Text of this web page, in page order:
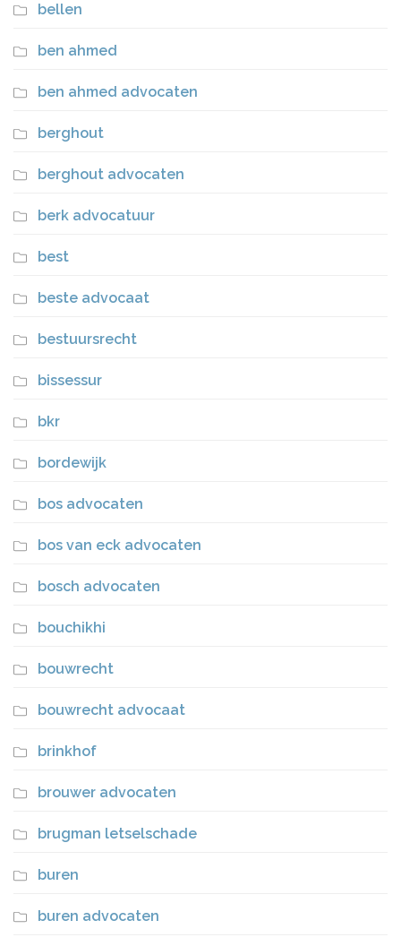
bellen
ben ahmed
ben ahmed advocaten
berghout
berghout advocaten
berk advocatuur
best
beste advocaat
bestuursrecht
bissessur
bkr
bordewijk
bos advocaten
bos van eck advocaten
bosch advocaten
bouchikhi
bouwrecht
bouwrecht advocaat
brinkhof
brouwer advocaten
brugman letselschade
buren
buren advocaten